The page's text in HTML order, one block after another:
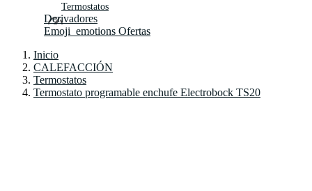
Termostatos
Derivadores
Emoji_emotions Ofertas
Inicio
CALEFACCIÓN
Termostatos
Termostato programable enchufe Electrobock TS20